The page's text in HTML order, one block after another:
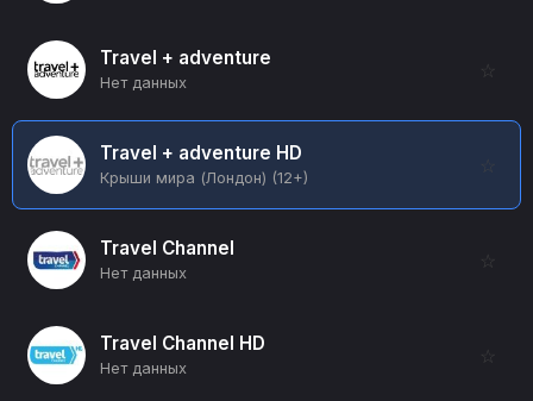
Travel + adventure
Нет данных
☆
Travel + adventure HD
Крыши мира (Лондон) (12+)
Travel Channel
Нет данных
☆
Travel Channel HD
Нет данных
☆